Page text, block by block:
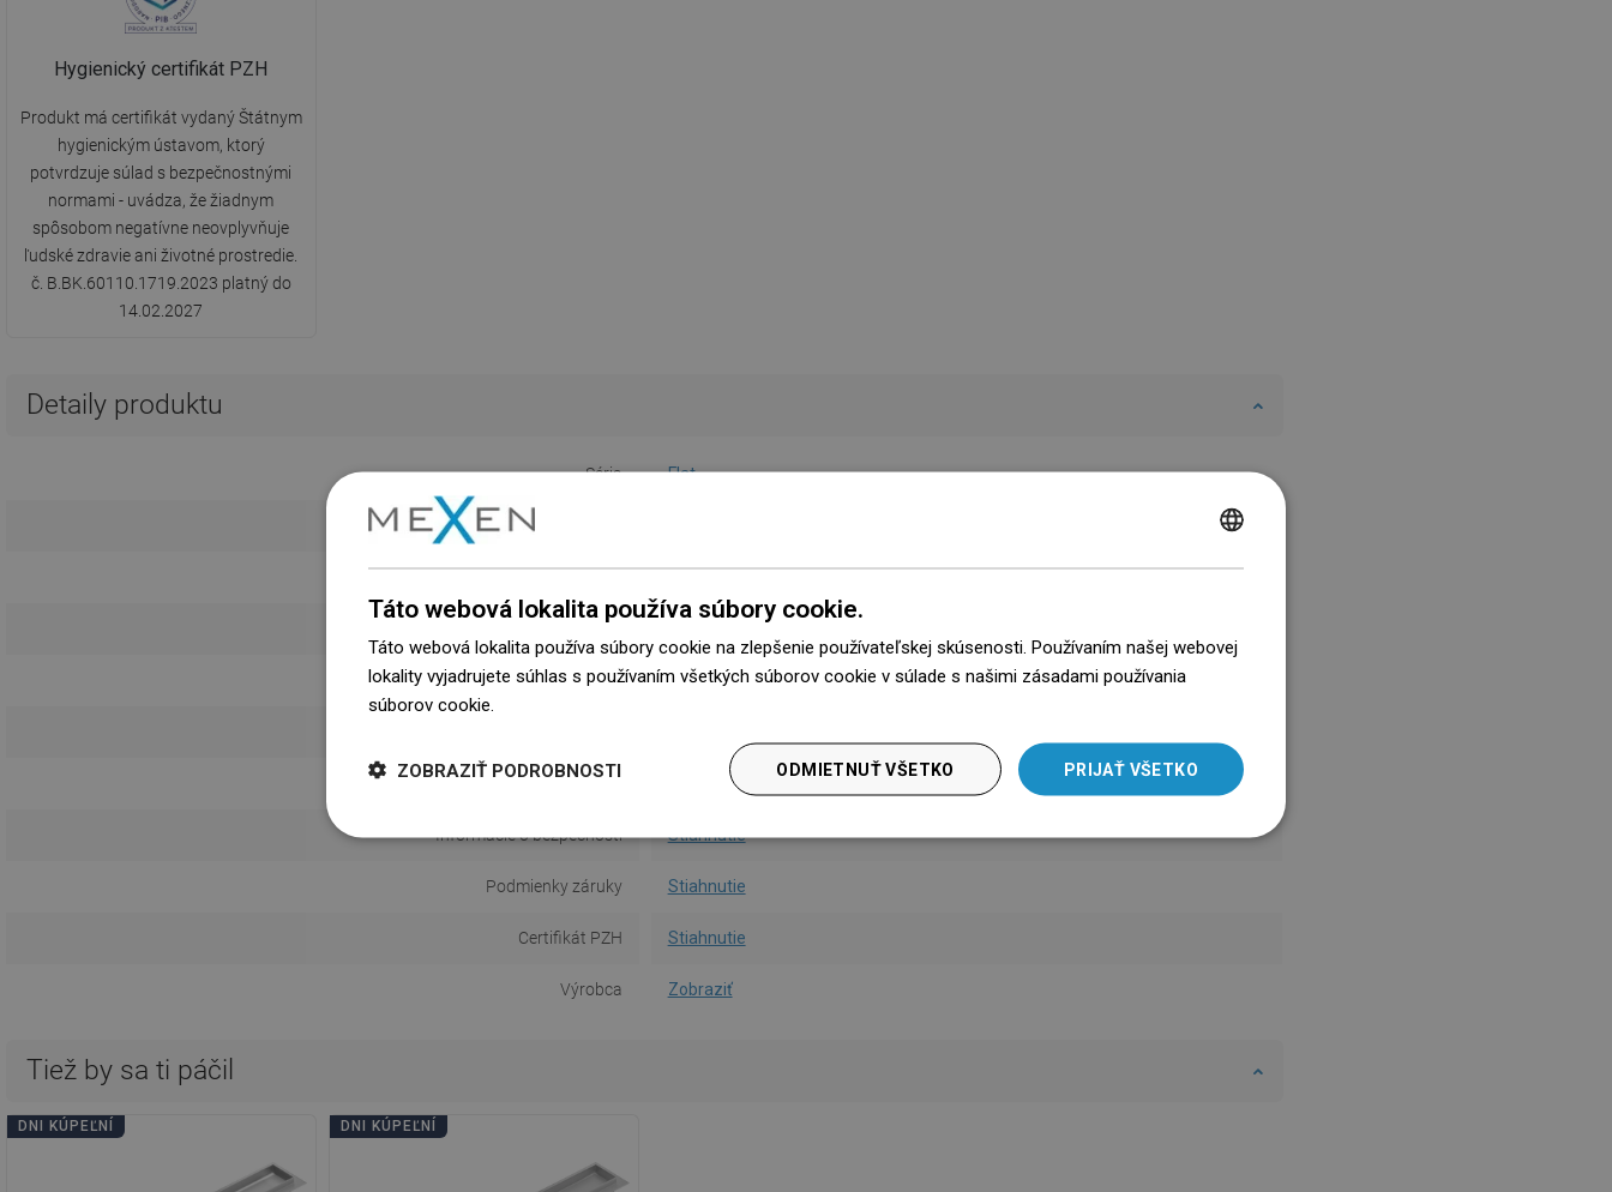
Hygienický certifikát PZH
Produkt má certifikát vydaný Štátnym
hygienickým ústavom, ktorý
potvrdzuje súlad s bezpečnostnými
normami - uvádza, že žiadnym
spôsobom negatívne neovplyvňuje
ľudské zdravie ani životné prostredie.
č. B.BK.60110.1719.2023 platný do
14.02.2027
Detaily produktu
Séria Flat
V sade
Vzor maskovaní MGB
Návod na obsluhu Stiahnutie
Informácie o bezpečnosti Stiahnutie
Podmienky záruky Stiahnutie
Certifikát PZH Stiahnutie
Výrobca Zobraziť
Tiež by sa ti páčil
DNI KÚPEĽNÍ DNI KÚPEĽNÍ
LITHUANIAN
ROMANIAN
Táto webová lokalita používa súbory cookie.
Táto webová lokalita používa súbory cookie na zlepšenie používateľskej skúsenosti. Používaním našej webovej
lokality vyjadrujete súhlas s používaním všetkých súborov cookie v súlade s našimi zásadami používania
súborov cookie.
PRIJAŤ VŠETKO
ODMIETNUŤ VŠETKO
ZOBRAZIŤ PODROBNOSTI